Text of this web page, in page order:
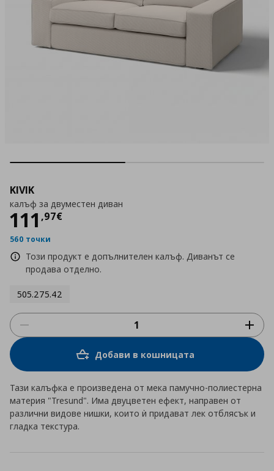
KIVIK
калъф за двуместен диван
111 ,97€
Цена
560 точки
Този продукт е допълнителен калъф. Диванът се
продава отделно.
505.275.42
Добави в кошницата
Тази калъфка е произведена от мека памучно-полиестерна
материя "Tresund". Има двуцветен ефект, направен от
различни видове нишки, които ѝ придават лек отблясък и
гладка текстура.